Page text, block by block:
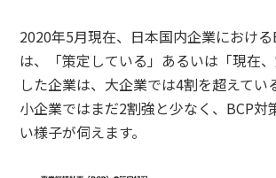
2020年5月現在、日本国内企業におけ
は、「策定している」あるいは「現在
した企業は、大企業では4割を超えてい
小企業ではまだ2割強と少なく、BCP対
い様子が伺えます。